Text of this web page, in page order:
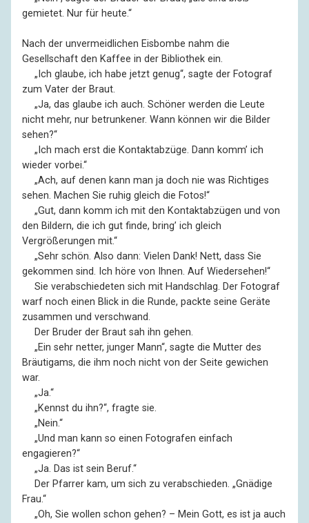
gemietet. Nur für heute.“
Nach der unvermeidlichen Eisbombe nahm die
Gesellschaft den Kaffee in der Bibliothek ein.
„Ich glaube, ich habe jetzt genug“, sagte der Fotograf
zum Vater der Braut.
„Ja, das glaube ich auch. Schöner werden die Leute
nicht mehr, nur betrunkener. Wann können wir die Bilder
sehen?“
„Ich mach erst die Kontaktabzüge. Dann komm’ ich
wieder vorbei.“
„Ach, auf denen kann man ja doch nie was Richtiges
sehen. Machen Sie ruhig gleich die Fotos!“
„Gut, dann komm ich mit den Kontaktabzügen und von
den Bildern, die ich gut finde, bring’ ich gleich
Vergrößerungen mit.“
„Sehr schön. Also dann: Vielen Dank! Nett, dass Sie
gekommen sind. Ich höre von Ihnen. Auf Wiedersehen!“
Sie verabschiedeten sich mit Handschlag. Der Fotograf
warf noch einen Blick in die Runde, packte seine Geräte
zusammen und verschwand.
Der Bruder der Braut sah ihn gehen.
„Ein sehr netter, junger Mann“, sagte die Mutter des
Bräutigams, die ihm noch nicht von der Seite gewichen
war.
„Ja.“
„Kennst du ihn?“, fragte sie.
„Nein.“
„Und man kann so einen Fotografen einfach
engagieren?“
„Ja. Das ist sein Beruf.“
Der Pfarrer kam, um sich zu verabschieden. „Gnädige
Frau.“
„Oh, Sie wollen schon gehen? – Mein Gott, es ist ja auch